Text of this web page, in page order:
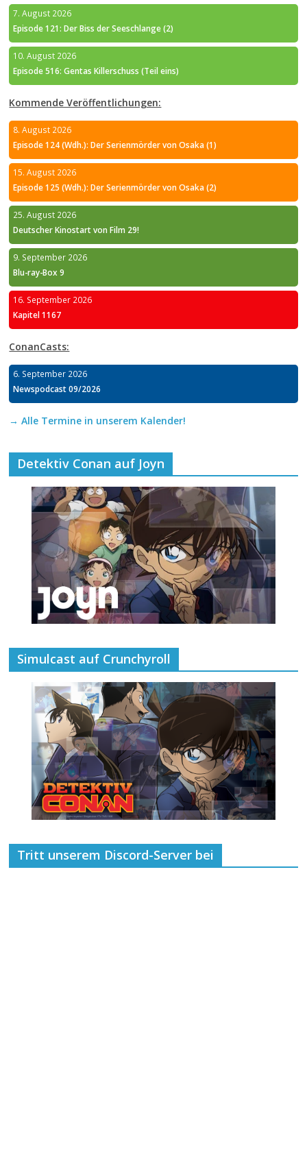
7. August 2026
Episode 121: Der Biss der Seeschlange (2)
10. August 2026
Episode 516: Gentas Killerschuss (Teil eins)
Kommende Veröffentlichungen:
8. August 2026
Episode 124 (Wdh.): Der Serienmörder von Osaka (1)
15. August 2026
Episode 125 (Wdh.): Der Serienmörder von Osaka (2)
25. August 2026
Deutscher Kinostart von Film 29!
9. September 2026
Blu-ray-Box 9
16. September 2026
Kapitel 1167
ConanCasts:
6. September 2026
Newspodcast 09/2026
→ Alle Termine in unserem Kalender!
Detektiv Conan auf Joyn
Simulcast auf Crunchyroll
Tritt unserem Discord-Server bei